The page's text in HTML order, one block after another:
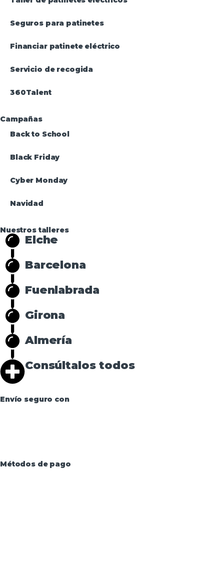
Seguros para patinetes
Financiar patinete eléctrico
Servicio de recogida
360Talent
Campañas
Back to School
Black Friday
Cyber Monday
Navidad
Nuestros talleres
Elche
Barcelona
Fuenlabrada
Girona
Almería
Consúltalos todos
Envío seguro con
Métodos de pago